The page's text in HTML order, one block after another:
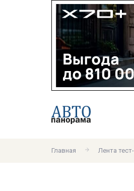
Главная Лента